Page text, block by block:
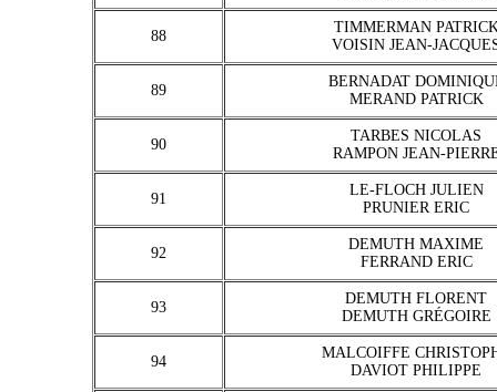
88
TIMMERMAN
VOISIN JEAN-
89
BERNADAT
MERAND PATRICK
90
TARBES NICOLAS
RAMPON JEAN-
91
LE-FLOCH JULIEN
PRUNIER ERIC
92
DEMUTH MAXIME
FERRAND ERIC
93
DEMUTH FLORENT
DEMUTH GRÉGOIRE
94
MALCOIFFE
DAVIOT PHILIPPE